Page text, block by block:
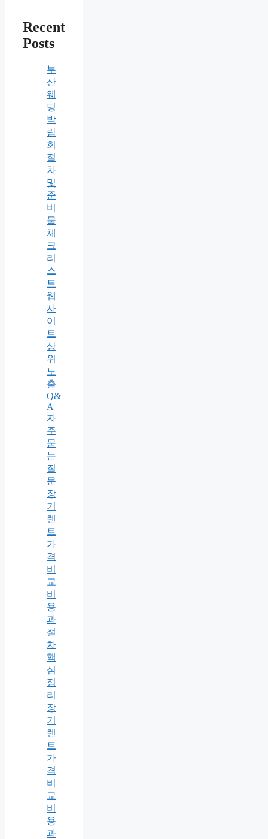
Recent
Posts
부
산
웨
딩
박
람
회
절
차
및
준
비
물
체
크
리
스
트
웹
사
이
트
상
위
노
출
Q&
A
자
주
묻
는
질
문
장
기
렌
트
가
격
비
교
비
용
과
절
차
핵
심
정
리
장
기
렌
트
가
격
비
교
비
용
과